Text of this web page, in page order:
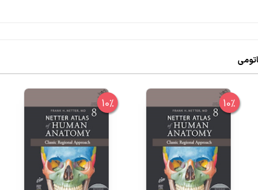
10%
10%